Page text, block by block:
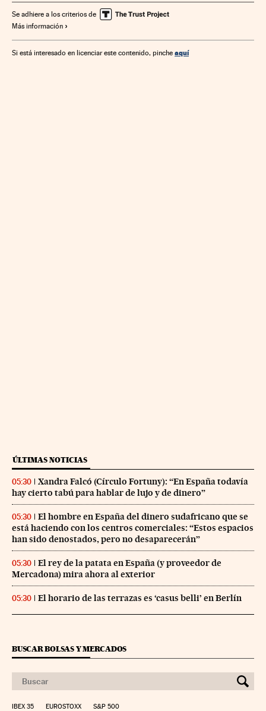
Se adhiere a los criterios de
Más información
Si está interesado en licenciar este contenido, pinche aquí
ÚLTIMAS NOTICIAS
05:30
Xandra Falcó (Círculo Fortuny): “En España todavía
hay cierto tabú para hablar de lujo y de dinero”
05:30
El hombre en España del dinero sudafricano que se
está haciendo con los centros comerciales: “Estos espacios
han sido denostados, pero no desaparecerán”
05:30
El rey de la patata en España (y proveedor de
Mercadona) mira ahora al exterior
05:30 El horario de las terrazas es ‘casus belli’ en Berlín
BUSCAR BOLSAS Y MERCADOS
IBEX 35 EUROSTOXX S&P 500